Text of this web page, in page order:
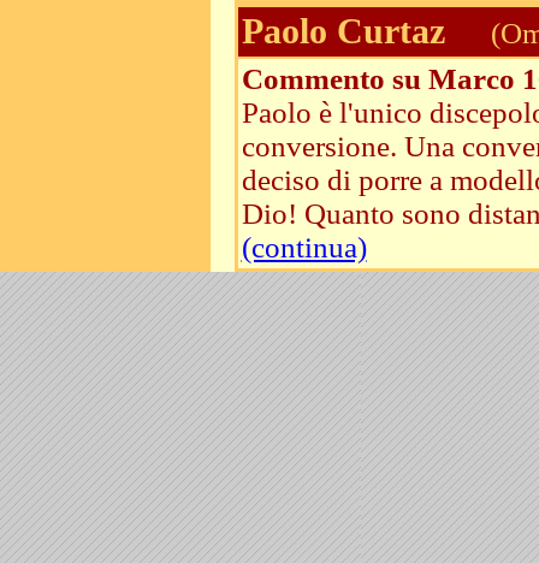
Paolo Curtaz
Commento su Marco
Paolo è l'unico
conversione. Una
deciso di porre a
Dio! Quanto sono
(continua)